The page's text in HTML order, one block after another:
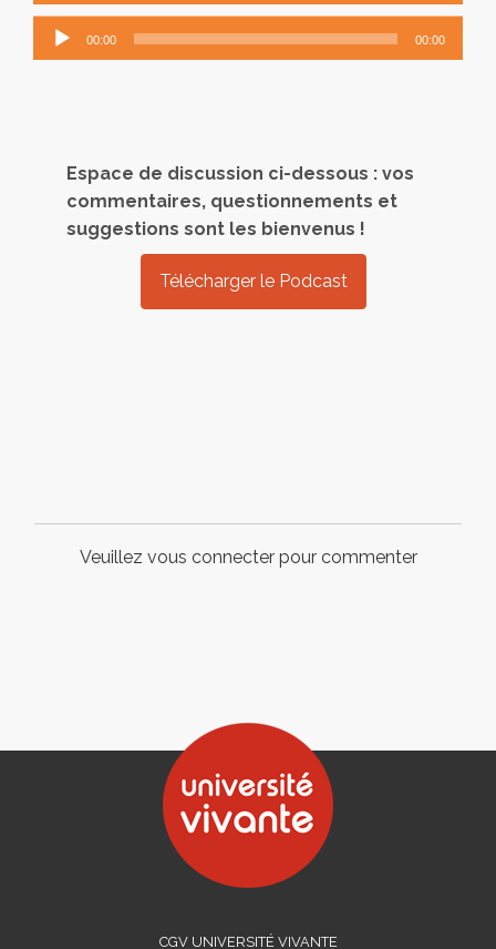
Lecteur
00:00 00:00
Espace de discussion ci-dessous : vos
commentaires, questionnements et
suggestions sont les bienvenus !
Télécharger le Podcast
Veuillez vous connecter pour commenter
CGV UNIVERSITÉ VIVANTE